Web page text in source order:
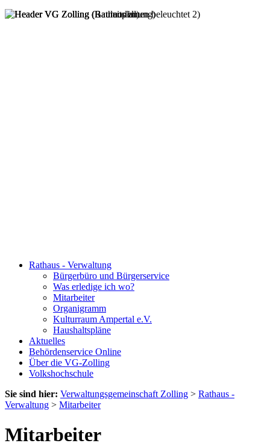
Rathaus - Verwaltung
Bürgerbüro und Bürgerservice
Was erledige ich wo?
Mitarbeiter
Organigramm
Kulturraum Ampertal e.V.
Haushaltspläne
Aktuelles
Behördenservice Online
Über die VG-Zolling
Volkshochschule
Sie sind hier: Verwaltungsgemeinschaft Zolling > Rathaus -
Verwaltung > Mitarbeiter
Mitarbeiter